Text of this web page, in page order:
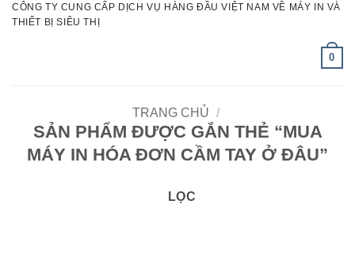
Bỏ
qua
CÔNG TY CUNG CẤP DỊCH VỤ HÀNG ĐẦU VIỆT NAM VỀ MÁY IN VÀ
THIẾT BỊ SIÊU THỊ
0
TRANG CHỦ /
SẢN PHẨM ĐƯỢC GẮN THẺ “MUA
MÁY IN HÓA ĐƠN CẦM TAY Ở ĐÂU”
LỌC